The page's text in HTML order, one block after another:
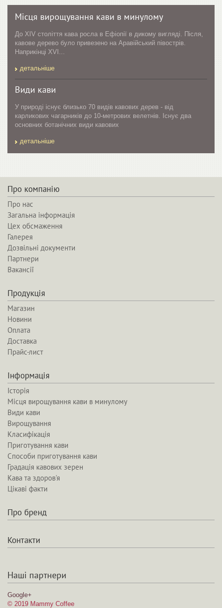
Місця вирощування кави в минулому
До XIV століття кава росла в Ефіопії в дикому вигляді. Після,
кавове дерево було привезено на Аравійський півострів.
Наприкінці XVI...
детальніше
Види кави
У природі існує близько 70 видів кавових дерев - від
карликових чагарників до 10-метрових велетнів. Існує два
основних ботанічних види кавових
детальніше
Про компанію
Про нас
Загальна інформація
Цех обсмаження
Галерея
Дозвільні документи
Партнери
Вакансії
Про бренд
Продукція
Магазин
Новини
Оплата
Доставка
Прайс-лист
Інформація
Історія
Місця вирощування кави в минулому
Види кави
Вирощування
Класифікація
Приготування кави
Способи приготування кави
Градація кавових зерен
Кава та здоров'я
Цікаві факти
Контакти
Наші партнери
Google+
© 2019 Mammy Coffee